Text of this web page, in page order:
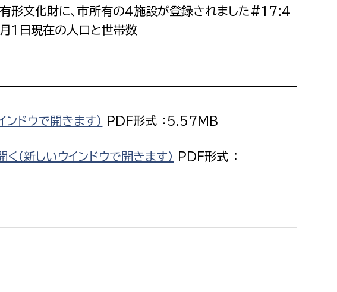
有形文化財に、市所有の4施設が登録されました#17:4
月1日現在の人口と世帯数
ドウで開きます） PDF形式 ：5.57MB
（新しいウインドウで開きます）
PDF形式 ：